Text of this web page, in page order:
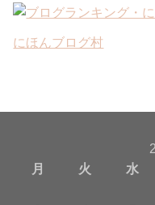
にほんブログ村
月
火 水